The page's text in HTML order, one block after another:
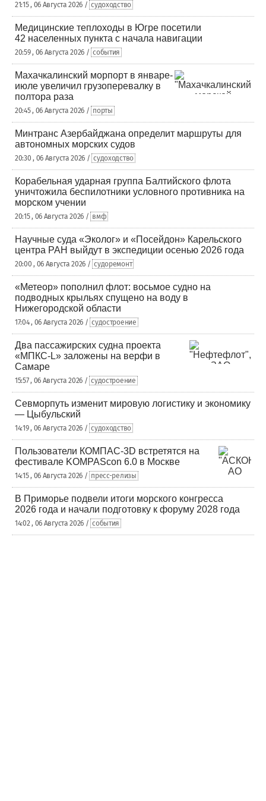
21:15 , 06 Августа 2026 / судоходство
Медицинские теплоходы в Югре посетили
42 населенных пункта с начала навигации
20:59 , 06 Августа 2026 / события
Махачкалинский морпорт в январе-
июле увеличил грузоперевалку в
полтора раза
20:45 , 06 Августа 2026 / порты
Минтранс Азербайджана определит маршруты для
автономных морских судов
20:30 , 06 Августа 2026 / судоходство
Корабельная ударная группа Балтийского флота
уничтожила беспилотники условного противника на
морском учении
20:15 , 06 Августа 2026 / вмф
Научные суда «Эколог» и «Посейдон» Карельского
центра РАН выйдут в экспедиции осенью 2026 года
20:00 , 06 Августа 2026 / судоремонт
«Метеор» пополнил флот: восьмое судно на
подводных крыльях спущено на воду в
Нижегородской области
17:04 , 06 Августа 2026 / судостроение
Два пассажирских судна проекта
«МПКС-L» заложены на верфи в
Самаре
15:57 , 06 Августа 2026 / судостроение
Севморпуть изменит мировую логистику и экономику
— Цыбульский
14:19 , 06 Августа 2026 / судоходство
Пользователи КОМПАС-3D встретятся на
фестивале KOMPAScon 6.0 в Москве
14:15 , 06 Августа 2026 / пресс-релизы
В Приморье подвели итоги морского конгресса
2026 года и начали подготовку к форуму 2028 года
14:02 , 06 Августа 2026 / события